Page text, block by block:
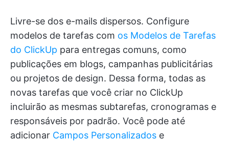
Livre-se dos e-mails dispersos. Configure
modelos de tarefas com os Modelos de Tarefas
do ClickUp para entregas comuns, como
publicações em blogs, campanhas publicitárias
ou projetos de design. Dessa forma, todas as
novas tarefas que você criar no ClickUp
incluirão as mesmas subtarefas, cronogramas e
responsáveis por padrão. Você pode até
adicionar Campos Personalizados e